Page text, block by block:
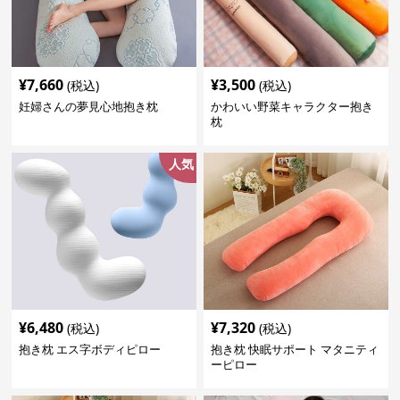
¥7,660 (税込)
妊婦さんの夢見心地抱き枕
¥3,500 (税込)
かわいい野菜キャラクター抱き
枕
人気
¥6,480 (税込)
抱き枕 エス字ボディピロー
¥7,320 (税込)
抱き枕 快眠サポート マタニティ
ーピロー